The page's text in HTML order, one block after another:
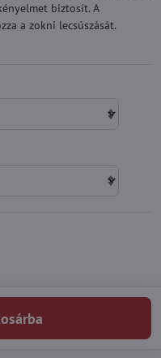
biztosít. A
a zokni lecsúszását.
Kosárba